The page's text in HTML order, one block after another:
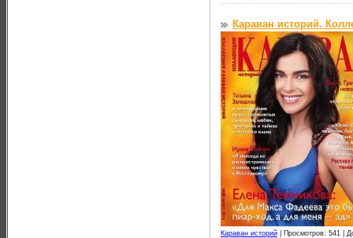
Караван историй.
Караван историй Просмотров: 541 |